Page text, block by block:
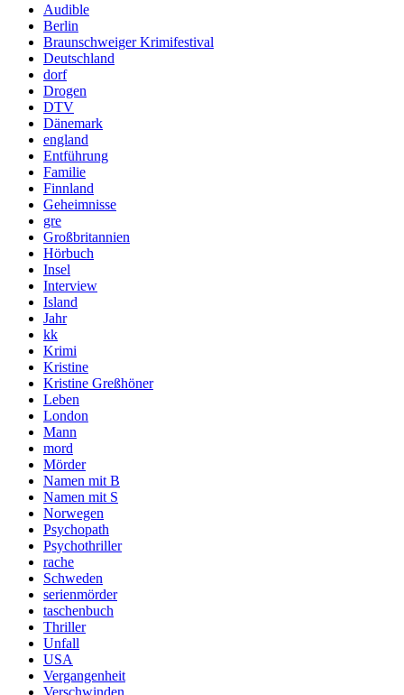
Audible
Berlin
Braunschweiger Krimifestival
Deutschland
dorf
Drogen
DTV
Dänemark
england
Entführung
Familie
Finnland
Geheimnisse
gre
Großbritannien
Hörbuch
Insel
Interview
Island
Jahr
kk
Krimi
Kristine
Kristine Greßhöner
Leben
London
Mann
mord
Mörder
Namen mit B
Namen mit S
Norwegen
Psychopath
Psychothriller
rache
Schweden
serienmörder
taschenbuch
Thriller
Unfall
USA
Vergangenheit
Verschwinden